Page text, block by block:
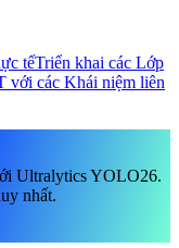
tếTriển khai các Lớp
với các Khái niệm liên
Ultralytics YOLO26.
nhất.